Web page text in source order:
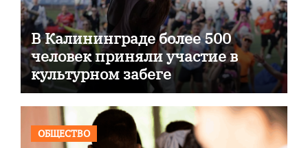
В Калининграде более 500
человек приняли участие в
культурном забеге
ОБЩЕСТВО